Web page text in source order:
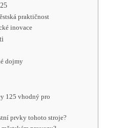
praktičnost
inovace
dojmy
125 vhodný pro
prvky tohoto stroje?